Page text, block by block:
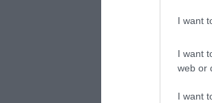
I want
I want
web or
I want